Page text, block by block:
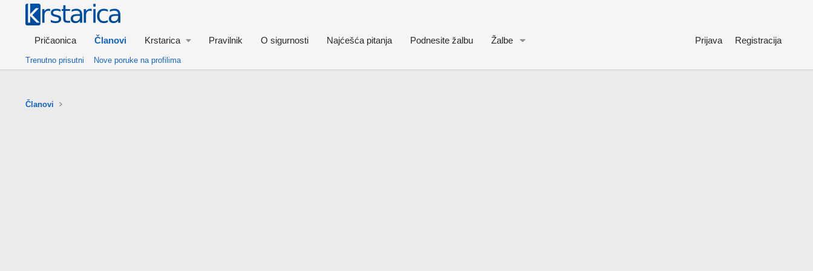
Pričaonica Članovi Krstarica Pravilnik O sigurnosti Najćešća pitanja Podnesite žalbu Žalbe Prijava Registracija
Trenutno prisutni Nove poruke na profilima
Članovi